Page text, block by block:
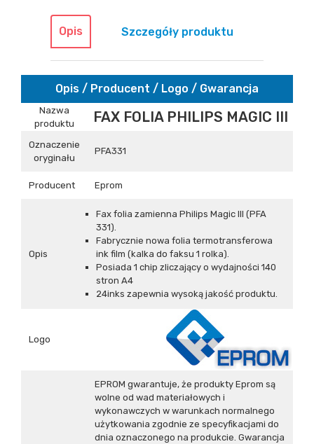
Opis Szczegóły produktu
Opis / Producent / Logo / Gwarancja
Nazwa
produktu
FAX FOLIA PHILIPS MAGIC III
Oznaczenie
oryginału
PFA331
Producent Eprom
Opis
Fax folia zamienna Philips Magic III (PFA
331).
Fabrycznie nowa folia termotransferowa
ink film (kalka do faksu 1 rolka).
Posiada 1 chip zliczający o wydajności 140
stron A4
24inks zapewnia wysoką jakość produktu.
Logo
EPROM gwarantuje, że produkty Eprom są
wolne od wad materiałowych i
wykonawczych w warunkach normalnego
użytkowania zgodnie ze specyfikacjami do
dnia oznaczonego na produkcie. Gwarancja